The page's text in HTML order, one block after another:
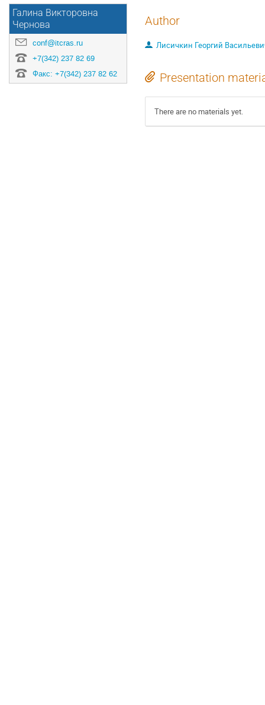
Галина Викторовна
Чернова
conf@itcras.ru
+7(342) 237 82 69
Факс: +7(342) 237 82 62
Author
Лисичкин Георгий
Presentation
There are no materials yet.